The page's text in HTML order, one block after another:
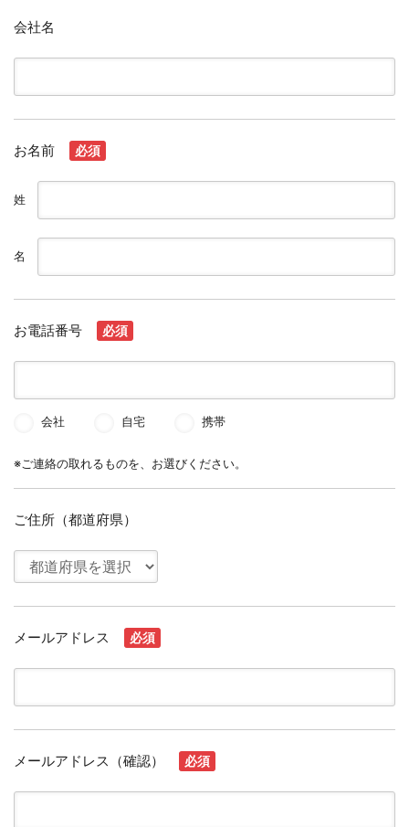
会社名
お名前 必須
姓
名
お電話番号 必須
会社 自宅 携帯
※ご連絡の取れるものを、お選びください。
ご住所（都道府県）
メールアドレス 必須
メールアドレス（確認） 必須